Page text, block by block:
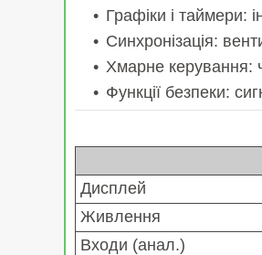
Графіки і таймери:
Синхронізація:
Хмарне керування:
Функції безпеки:
Дисплей
Живлення
Входи (анал.)